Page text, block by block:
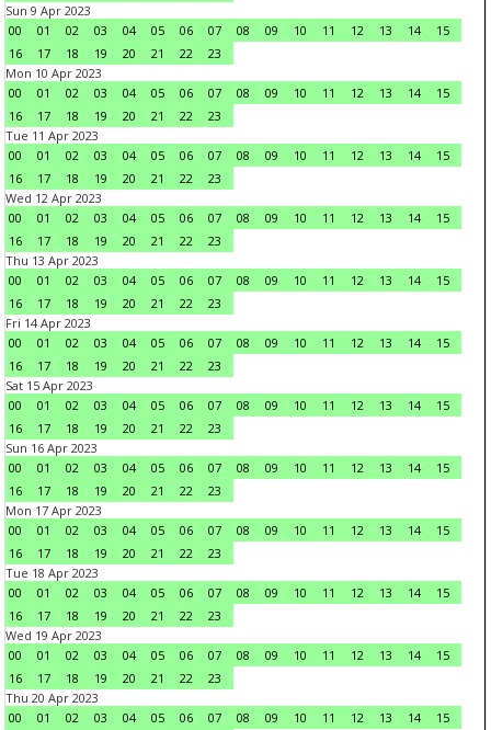
Sun 9 Apr 2023
00
01 02 03 04 05 06 07 08 09 10 11 12 13 14
15
16
17 18 19 20 21 22
23
Mon 10 Apr 2023
00
01 02 03 04 05 06 07 08 09 10 11 12 13 14
15
16
17 18 19 20 21 22
23
Tue 11 Apr 2023
00
01 02 03 04 05 06 07 08 09 10 11 12 13 14
15
16
17 18 19 20 21 22
23
Wed 12 Apr 2023
00
01 02 03 04 05 06 07 08 09 10 11 12 13 14
15
16
17 18 19 20 21 22
23
Thu 13 Apr 2023
00
01 02 03 04 05 06 07 08 09 10 11 12 13 14
15
16
17 18 19 20 21 22
23
Fri 14 Apr 2023
00
01 02 03 04 05 06 07 08 09 10 11 12 13 14
15
16
17 18 19 20 21 22
23
Sat 15 Apr 2023
00
01 02 03 04 05 06 07 08 09 10 11 12 13 14
15
16
17 18 19 20 21 22
23
Sun 16 Apr 2023
00
01 02 03 04 05 06 07 08 09 10 11 12 13 14
15
16
17 18 19 20 21 22
23
Mon 17 Apr 2023
00
01 02 03 04 05 06 07 08 09 10 11 12 13 14
15
16
17 18 19 20 21 22
23
Tue 18 Apr 2023
00
01 02 03 04 05 06 07 08 09 10 11 12 13 14
15
16
17 18 19 20 21 22
23
Wed 19 Apr 2023
00
01 02 03 04 05 06 07 08 09 10 11 12 13 14
15
16
17 18 19 20 21 22
23
Thu 20 Apr 2023
00
01 02 03 04 05 06 07 08 09 10 11 12 13 14
15